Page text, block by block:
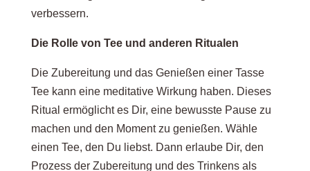
verbessern.
Die Rolle von Tee und anderen Ritualen
Die Zubereitung und das Genießen einer Tasse
Tee kann eine meditative Wirkung haben. Dieses
Ritual ermöglicht es Dir, eine bewusste Pause zu
machen und den Moment zu genießen. Wähle
einen Tee, den Du liebst. Dann erlaube Dir, den
Prozess der Zubereitung und des Trinkens als